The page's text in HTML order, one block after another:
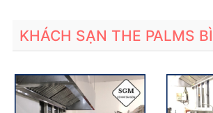
KHÁCH SẠN THE PALMS